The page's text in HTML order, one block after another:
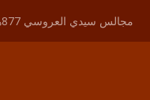
مجالس سيدي العروسي 877هـ/م 1473